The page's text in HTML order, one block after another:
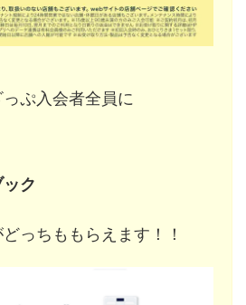
ぷ入会者全員に
ク
っちももらえます！！